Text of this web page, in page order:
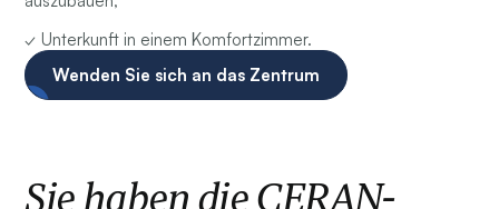
✓ Unterkunft in einem Komfortzimmer.
Wenden Sie sich an das Zentrum
Sie haben die CERAN-